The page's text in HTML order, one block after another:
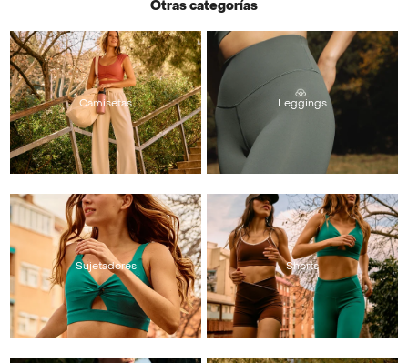
Otras categorías
Camisetas Leggings
Sujetadores Shorts